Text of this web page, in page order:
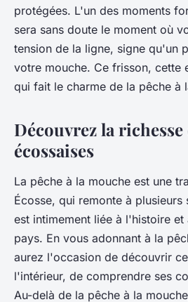
protégées. L'un des moments
sera sans doute le moment où
tension de la ligne, signe qu'un
votre mouche. Ce frisson, cette
qui fait le charme de la pêche à
Découvrez la
écossaises
La pêche à la mouche est une
Écosse, qui remonte à
est intimement liée à l'histoire
pays. En vous adonnant à la
aurez l'occasion de découvrir
l'intérieur, de comprendre ses
Au-delà de la pêche à la